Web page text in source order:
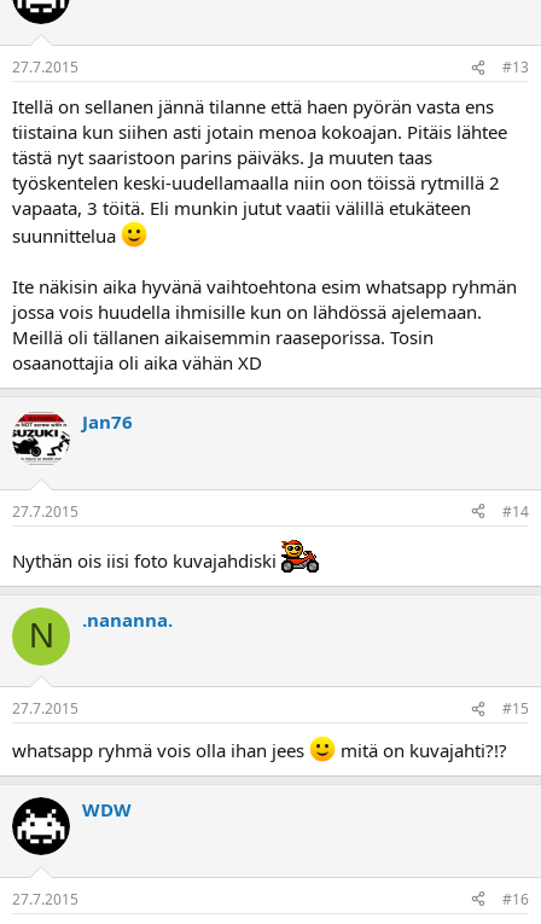
27.7.2015 #13
Itellä on sellanen jännä tilanne että haen pyörän vasta ens
tiistaina kun siihen asti jotain menoa kokoajan. Pitäis lähtee
tästä nyt saaristoon parins päiväks. Ja muuten taas
työskentelen keski-uudellamaalla niin oon töissä rytmillä 2
vapaata, 3 töitä. Eli munkin jutut vaatii välillä etukäteen
suunnittelua
Ite näkisin aika hyvänä vaihtoehtona esim whatsapp ryhmän
jossa vois huudella ihmisille kun on lähdössä ajelemaan.
Meillä oli tällanen aikaisemmin raaseporissa. Tosin
osaanottajia oli aika vähän XD
Jan76
27.7.2015 #14
Nythän ois iisi foto kuvajahdiski
N .nananna.
27.7.2015 #15
whatsapp ryhmä vois olla ihan jees mitä on kuvajahti?!?
WDW
27.7.2015 #16